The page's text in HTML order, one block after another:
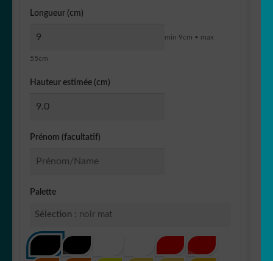
Longueur (cm)
min 9cm • max
55cm
Hauteur estimée (cm)
Prénom (facultatif)
Palette
Sélection : noir mat